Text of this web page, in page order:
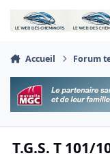
Aller au contenu
Accueil Forum
T.G.S. T 101/